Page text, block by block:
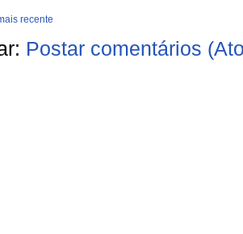
recente
Postar comentários